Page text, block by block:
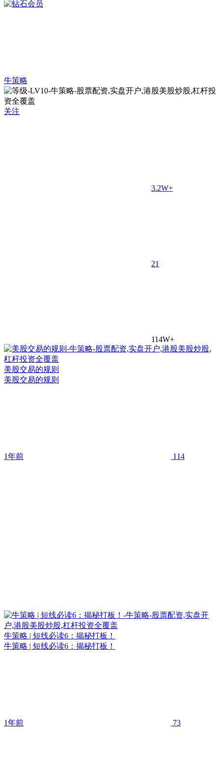
牛策略
关注
3.2W+
21
114W+
美股交易的规则
美股交易的规则
1年前 114
牛策略 | 短线必读6：揭秘打板！
牛策略 | 短线必读6：揭秘打板！
1年前 73